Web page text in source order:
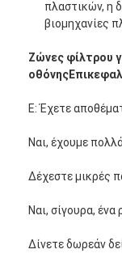
πλαστικών, η
βιομηχανίες
Ζώνες φίλτρου
οθόνης
Ε: Έχετε
Ναι, έχουμε
Δέχεστε μικρές
Ναι, σίγουρα, ένα
Δίνετε δωρεάν